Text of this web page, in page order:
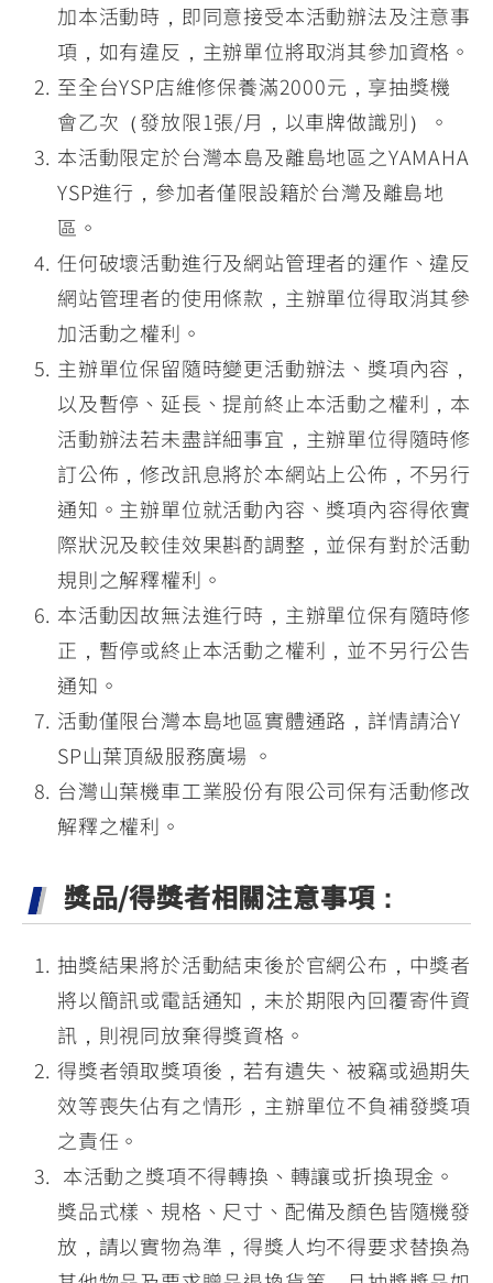
加本活動時，即同意接受本活動辦法及注意事
項，如有違反，主辦單位將取消其參加資格。
至全台YSP店維修保養滿2000元，享抽獎機
會乙次（發放限1張/月，以車牌做識別）。
本活動限定於台灣本島及離島地區之YAMAHA
YSP進行，參加者僅限設籍於台灣及離島地
區。
任何破壞活動進行及網站管理者的運作、違反
網站管理者的使用條款，主辦單位得取消其參
加活動之權利。
主辦單位保留隨時變更活動辦法、獎項內容，
以及暫停、延長、提前終止本活動之權利，本
活動辦法若未盡詳細事宜，主辦單位得隨時修
訂公佈，修改訊息將於本網站上公佈，不另行
通知。主辦單位就活動內容、獎項內容得依實
際狀況及較佳效果斟酌調整，並保有對於活動
規則之解釋權利。
本活動因故無法進行時，主辦單位保有隨時修
正，暫停或終止本活動之權利，並不另行公告
通知。
活動僅限台灣本島地區實體通路，詳情請洽Y
SP山葉頂級服務廣場 。
台灣山葉機車工業股份有限公司保有活動修改
解釋之權利。
獎品/得獎者相關注意事項：
抽獎結果將於活動結束後於官網公布，中獎者
將以簡訊或電話通知，未於期限內回覆寄件資
訊，則視同放棄得獎資格。
得獎者領取獎項後，若有遺失、被竊或過期失
效等喪失佔有之情形，主辦單位不負補發獎項
之責任。
本活動之獎項不得轉換、轉讓或折換現金。
獎品式樣、規格、尺寸、配備及顏色皆隨機發
放，請以實物為準，得獎人均不得要求替換為